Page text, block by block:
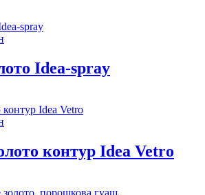
Idea-spray
контур Idea Vetro